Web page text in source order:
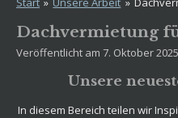
Dachvermietung
Veröffentlicht am 7. Oktober
Unsere
In diesem Bereich teilen wir